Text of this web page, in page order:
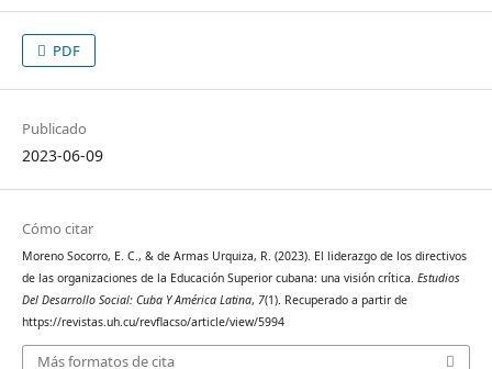
PDF
Publicado
2023-06-09
Cómo citar
Moreno Socorro, E. C., & de Armas Urquiza, R. (2023). El liderazgo de los directivos
de las organizaciones de la Educación Superior cubana: una visión crítica. Estudios
Del Desarrollo Social: Cuba Y América Latina, 7(1). Recuperado a partir de
https://revistas.uh.cu/revflacso/article/view/5994
Más formatos de cita